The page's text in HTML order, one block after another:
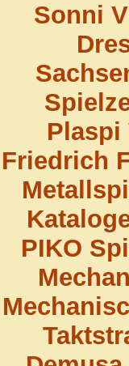
Sonni
Plaspi
Friedrich
PIKO